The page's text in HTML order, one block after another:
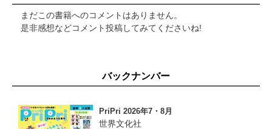
まだこの書籍へのコメントはありません。
是非感想などコメント投稿してみてくださいね!
バックナンバー
PriPri 2026年7・8月
世界文化社